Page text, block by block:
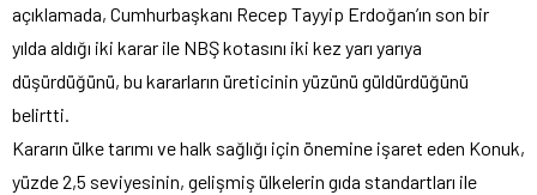
açıklamada, Cumhurbaşkanı Recep Tayyip Erdoğan’ın son bir
yılda aldığı iki karar ile NBŞ kotasını iki kez yarı yarıya
düşürdüğünü, bu kararların üreticinin yüzünü güldürdüğünü
belirtti.
Kararın ülke tarımı ve halk sağlığı için önemine işaret eden Konuk,
yüzde 2,5 seviyesinin, gelişmiş ülkelerin gıda standartları ile